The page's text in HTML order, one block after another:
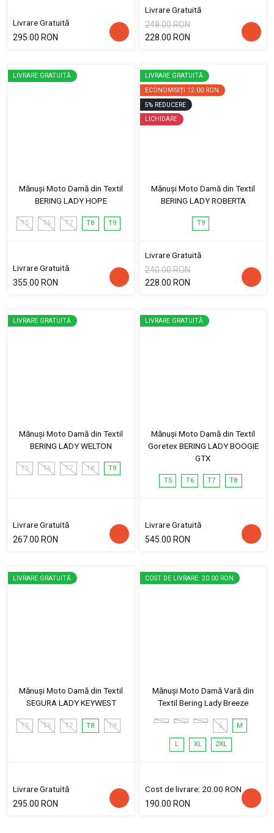
Livrare Gratuită
295.00 RON
Livrare Gratuită
248.00 RON
228.00 RON
LIVRARE GRATUITĂ
Mănuși Moto Damă din Textil
BERING LADY HOPE
T5 T6 T7 T8 T9
Livrare Gratuită
355.00 RON
LIVRARE GRATUITĂ
ECONOMISIȚI 12.00 RON
5% REDUCERE
LICHIDARE
Mănuși Moto Damă din Textil
BERING LADY ROBERTA
T9
Livrare Gratuită
240.00 RON
228.00 RON
LIVRARE GRATUITĂ
Mănuși Moto Damă din Textil
BERING LADY WELTON
T5 T6 T7 T8 T9
Livrare Gratuită
267.00 RON
LIVRARE GRATUITĂ
Mănuși Moto Damă din Textil
Goretex BERING LADY BOOGIE
GTX
T5 T6 T7 T8
Livrare Gratuită
545.00 RON
LIVRARE GRATUITĂ
Mănuși Moto Damă din Textil
SEGURA LADY KEYWEST
T5 T6 T7 T8 T9
Livrare Gratuită
295.00 RON
COST DE LIVRARE: 20.00 RON
Mănuși Moto Damă Vară din
Textil Bering Lady Breeze
S M
L XL 2XL
Cost de livrare: 20.00 RON
190.00 RON